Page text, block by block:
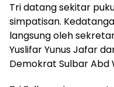
Tri datang sekitar
simpatisan.
langsung oleh
Yuslifar Yunus Jafar
Demokrat Sulbar Abd